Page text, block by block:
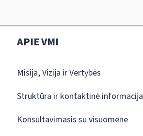
APIE VMI
Misija, Vizija ir Vertybės
Struktūra ir kontaktinė informacija
Konsultavimasis su visuomene